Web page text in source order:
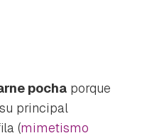
pocha porque
principal
(mimetismo